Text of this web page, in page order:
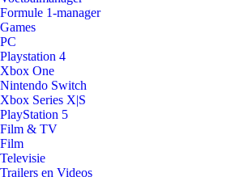
Formule 1-manager
Games
PC
Playstation 4
Xbox One
Nintendo Switch
Xbox Series X|S
PlayStation 5
Film & TV
Film
Televisie
Trailers en Videos